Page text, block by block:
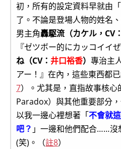
初，所有的設定資料早就由
了。不論是登場人物的姓名
男主角轟駆流（カケル，CV：
『ゼツボー的にカッコイイ
ね（CV： 井口裕香） 專治主
アー！』在內，這些東西都
7）。尤其是，直指故事核
Paradox）與其他重要部分
以我一邊心裡想著「不會就
吧？ 」一邊和他們配合……沒
(笑)。（註8）